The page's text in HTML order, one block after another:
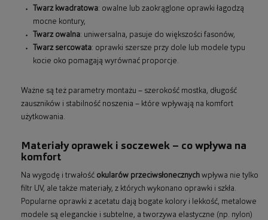
Twarz kwadratowa: owalne lub zaokrąglone oprawki łagodzą
mocne kontury,
Twarz owalna: uniwersalna, pasuje do większości fasonów,
Twarz sercowata: oprawki szersze przy dole lub modele typu
kocie oko pomagają wyrównać proporcje.
Ważne są też parametry montażu – szerokość mostka, długość
zauszników i stabilność noszenia – które wpływają na komfort
użytkowania.
Materiały oprawek i soczewek – co wpływa na
komfort
Na wygodę i trwałość okularów przeciwsłonecznych wpływa nie tylko
filtr UV, ale także materiały, z których wykonano oprawki i szkła.
Popularne oprawki z acetatu dają bogate kolory i lekkość, metalowe
modele są eleganckie i subtelne, a tworzywa elastyczne (np. nylon)